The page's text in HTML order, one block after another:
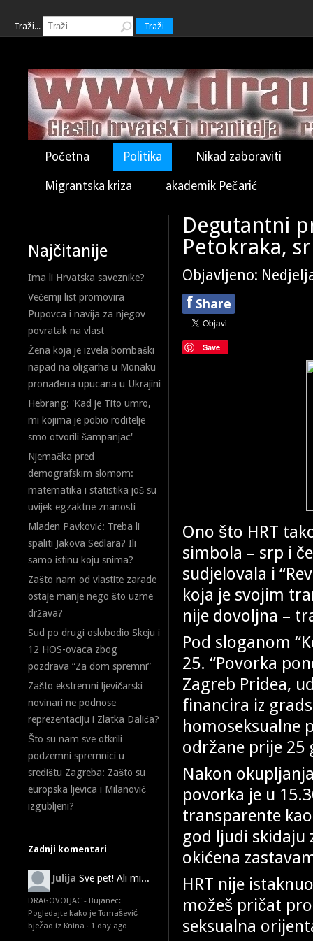
Traži... Traži
Početna Politika Nikad zaboraviti
Migrantska kriza akademik Pečarić
Najčitanije
Ima li Hrvatska saveznike?
Večernji list promovira
Pupovca i navija za njegov
povratak na vlast
Žena koja je izvela bombaški
napad na oligarha u Monaku
pronađena upucana u Ukrajini
Hebrang: 'Kad je Tito umro,
mi kojima je pobio roditelje
smo otvorili šampanjac'
Njemačka pred
demografskim slomom:
matematika i statistika još su
uvijek egzaktne znanosti
Mladen Pavković: Treba li
spaliti Jakova Sedlara? Ili
samo istinu koju snima?
Zašto nam od vlastite zarade
ostaje manje nego što uzme
država?
Sud po drugi oslobodio Skeju i
12 HOS-ovaca zbog
pozdrava “Za dom spremni”
Zašto ekstremni ljevičarski
novinari ne podnose
reprezentaciju i Zlatka Dalića?
Što su nam sve otkrili
podzemni spremnici u
središtu Zagreba: Zašto su
europska ljevica i Milanović
izgubljeni?
Zadnji komentari
Julija Sve pet! Ali mi...
DRAGOVOLJAC - Bujanec:
Pogledajte kako je Tomašević
bježao iz Knina · 1 day ago
Degutantni
Petokraka,
Objavljeno:
f Share
Save
Ono što HRT
simbola – srp i
sudjelovala i
koja je svojim
nije dovoljna –
Pod sloganom
25. “Povorka
Zagreb Pridea,
financira iz
homoseksualne
održane prije 25
Nakon
povorka je u
transparente kao
god ljudi skidaju
okićena
HRT nije
možeš pričat
seksualna